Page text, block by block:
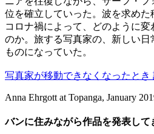
位を確立していった。波を求め
コロナ禍によって、どのように
のか。旅する写真家の、新しい
ものになっていた。
写真家が移動できなくなったとき
Anna Ehrgott at Topanga, January
バンに住みながら作品を発表して